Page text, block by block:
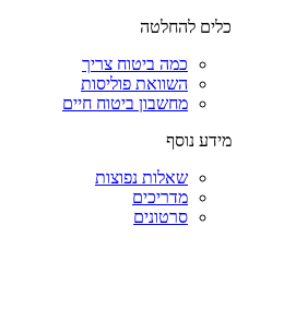
כלים להחלטה
כמה ביטוח צריך
השוואת פוליסות
מחשבון ביטוח חיים
מידע נוסף
שאלות נפוצות
מדריכים
סרטונים